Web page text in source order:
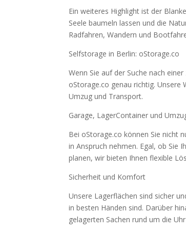
Ein weiteres Highlight ist der
Seele baumeln lassen und die
Radfahren, Wandern und
Selfstorage in Berlin: oStorage.co
Wenn Sie auf der Suche nach
oStorage.co genau richtig. Unsere
Umzug und Transport.
Garage, LagerContainer und
Bei oStorage.co können Sie nicht
in Anspruch nehmen. Egal, ob Sie
planen, wir bieten Ihnen flexible
Sicherheit und Komfort
Unsere Lagerflächen sind sicher
in besten Händen sind. Darüber
gelagerten Sachen rund um die